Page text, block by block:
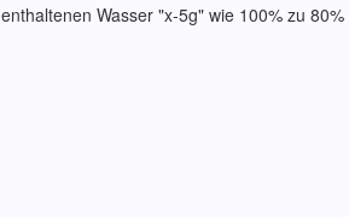
Wasser "x-5g" wie 100% zu 80%